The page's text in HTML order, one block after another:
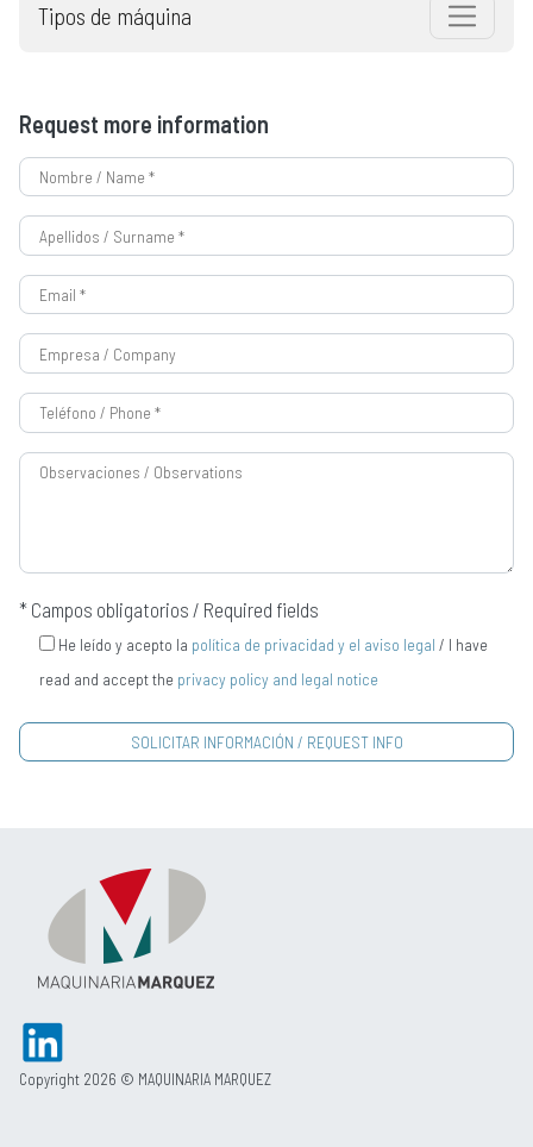
Tipos de máquina
Request more information
* Campos obligatorios / Required fields
He leído y acepto la política de privacidad y el aviso legal / I have
read and accept the privacy policy and legal notice
Copyright 2026 © MAQUINARIA MARQUEZ